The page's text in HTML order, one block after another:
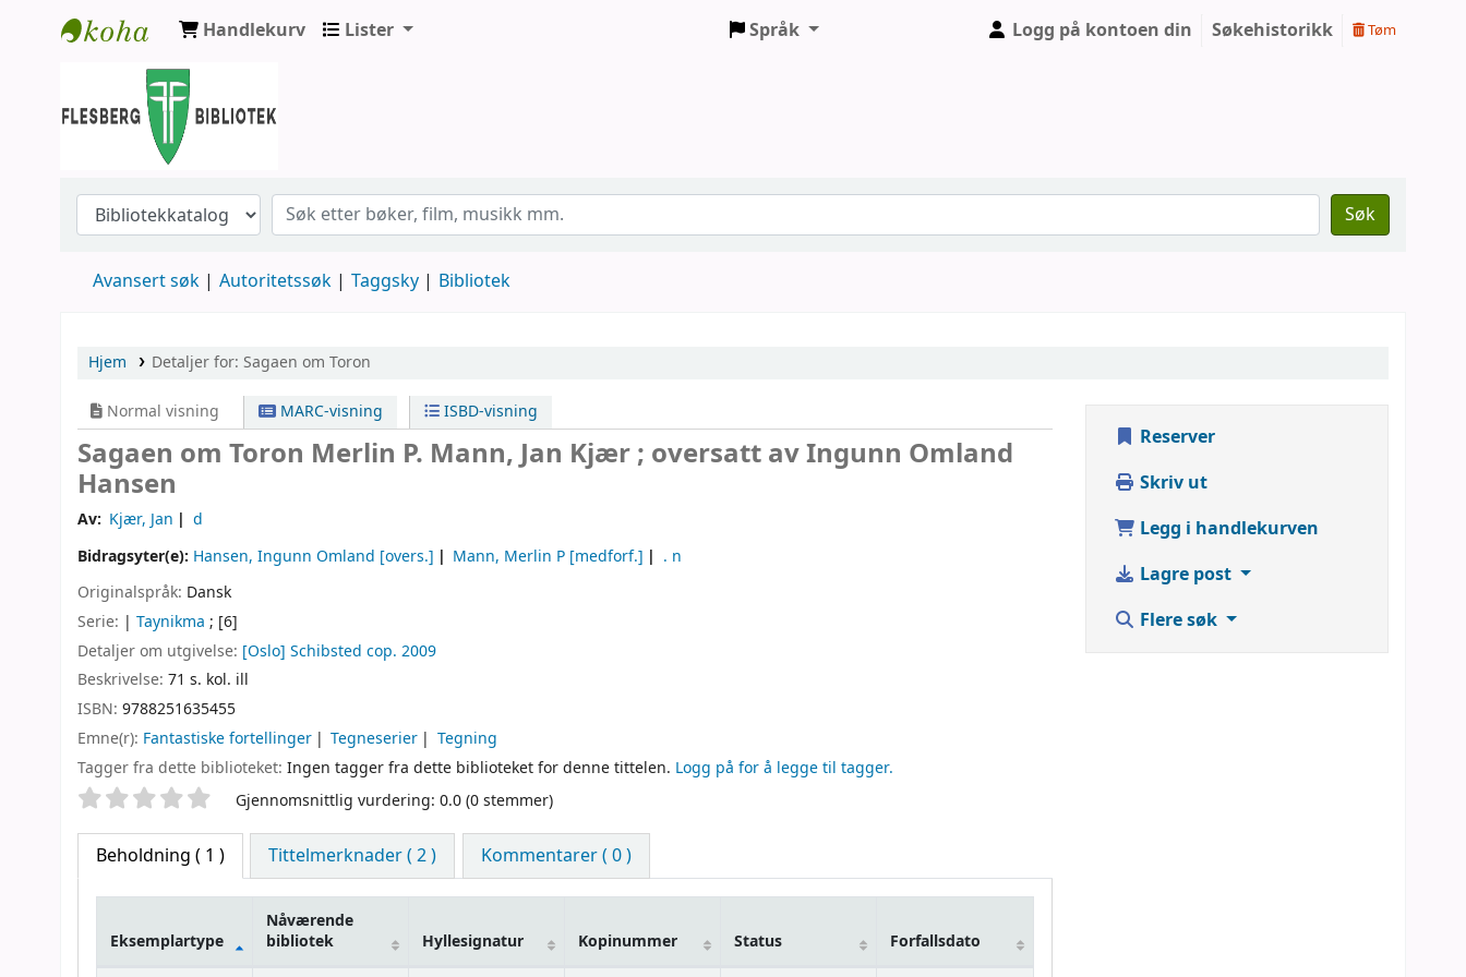
Flesberg bibliotek
Handlekurv Lister Språk Logg på kontoen din Søkehistorikk Tøm
Søk
Avansert søk Autoritetssøk Taggsky Bibliotek
Hjem Detaljer for: Sagaen om Toron
Normal visning MARC-visning ISBD-visning
Sagaen om Toron Merlin P. Mann, Jan Kjær ; oversatt av Ingunn Omland
Hansen
Av: Kjær, Jan
d
Bidragsyter(e): Hansen, Ingunn Omland [overs.] Mann, Merlin P [medforf.]
. n
Originalspråk: Dansk
Serie: | Taynikma ; [6]
Detaljer om utgivelse: [Oslo] Schibsted cop. 2009
Beskrivelse: 71 s. kol. ill
ISBN: 9788251635455
Emne(r): Fantastiske fortellinger Tegneserier
Tegning
Tagger fra dette biblioteket: Ingen tagger fra dette biblioteket for denne tittelen. Logg på for å legge til tagger.
StjernevurderingGjennomsnittlig vurdering: 0.0 (0 stemmer)
Beholdning ( 1 ) Tittelmerknader ( 2 ) Kommentarer ( 0 )
Eksemplartype
Nåværende
bibliotek
Hyllesignatur Kopinummer Status Forfallsdato
Reserver
Skriv ut
Legg i handlekurven
Lagre post
Flere søk